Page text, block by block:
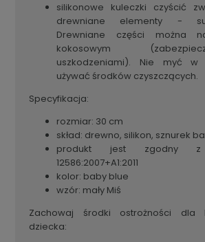
silikonowe kuleczki czyścić
drewniane elementy -
Drewniane części można
kokosowym
uszkodzeniami). Nie myć w
używać środków czyszczących.
Specyfikacja:
rozmiar: 30 cm
skład: drewno, silikon, sznurek
produkt jest zgodny
12586:2007+A1:2011
kolor: baby blue
wzór: mały Miś
Zachowaj środki ostrożności dla
dziecka: